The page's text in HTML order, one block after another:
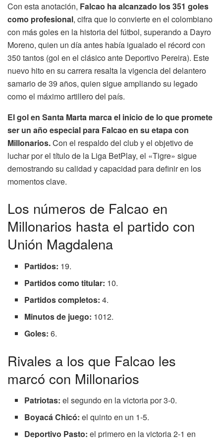
Con esta anotación, Falcao ha alcanzado los 351 goles
como profesional, cifra que lo convierte en el colombiano
con más goles en la historia del fútbol, superando a Dayro
Moreno, quien un día antes había igualado el récord con
350 tantos (gol en el clásico ante Deportivo Pereira). Este
nuevo hito en su carrera resalta la vigencia del delantero
samario de 39 años, quien sigue ampliando su legado
como el máximo artillero del país.
El gol en Santa Marta marca el inicio de lo que promete
ser un año especial para Falcao en su etapa con
Millonarios.Con el respaldo del club y el objetivo de
luchar por el título de la Liga BetPlay, el «Tigre» sigue
demostrando su calidad y capacidad para definir en los
momentos clave.
Los números de Falcao en
Millonarios hasta el partido con
Unión Magdalena
Partidos: 19.
Partidos como titular: 10.
Partidos completos: 4.
Minutos de juego: 1012.
Goles: 6.
Rivales a los que Falcao les
marcó con Millonarios
Patriotas: el segundo en la victoria por 3-0.
Boyacá Chicó: el quinto en un 1-5.
Deportivo Pasto: el primero en la victoria 2-1 en